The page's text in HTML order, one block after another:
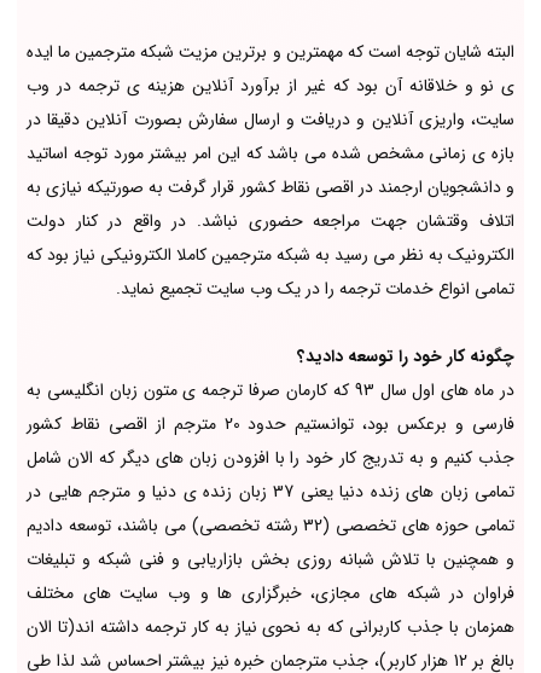
البته شایان توجه است که مهمترین و برترین مزیت شبکه مترجمین ما ایده
ی نو و خلاقانه آن بود که غیر از برآورد آنلاین هزینه ی ترجمه در وب
سایت، واریزی آنلاین و دریافت و ارسال سفارش بصورت آنلاین دقیقا در
بازه ی زمانی مشخص شده می باشد که این امر بیشتر مورد توجه اساتید
و دانشجویان ارجمند در اقصی نقاط کشور قرار گرفت به صورتیکه نیازی به
اتلاف وقتشان جهت مراجعه حضوری نباشد. در واقع در کنار دولت
الکترونیک به نظر می رسید به شبکه مترجمین کاملا الکترونیکی نیاز بود که
تمامی انواع خدمات ترجمه را در یک وب سایت تجمیع نماید.
چگونه کار خود را توسعه دادید؟
در ماه های اول سال 93 که کارمان صرفا ترجمه ی متون زبان انگلیسی به
فارسی و برعکس بود، توانستیم حدود 20 مترجم از اقصی نقاط کشور
جذب کنیم و به تدریج کار خود را با افزودن زبان های دیگر که الان شامل
تمامی زبان های زنده دنیا یعنی 37 زبان زنده ی دنیا و مترجم هایی در
تمامی حوزه های تخصصی (32 رشته تخصصی) می باشند، توسعه دادیم
و همچنین با تلاش شبانه روزی بخش بازاریابی و فنی شبکه و تبلیغات
فراوان در شبکه های مجازی، خبرگزاری ها و وب سایت های مختلف
همزمان با جذب کاربرانی که به نحوی نیاز به کار ترجمه داشته اند(تا الان
بالغ بر 12 هزار کاربر)، جذب مترجمان خبره نیز بیشتر احساس شد لذا طی